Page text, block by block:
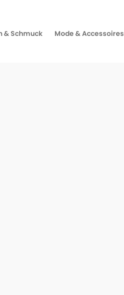
& Schmuck Mode & Accessoires